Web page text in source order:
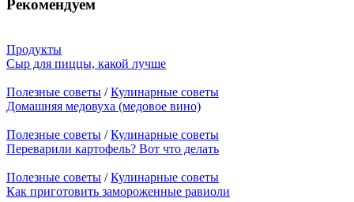
Рекомендуем
Продукты
Сыр для пиццы, какой лучше
Полезные советы /Кулинарные советы
Домашняя медовуха (медовое вино)
Полезные советы /Кулинарные советы
Переварили картофель? Вот что делать
Полезные советы /Кулинарные советы
Как приготовить замороженные равиоли